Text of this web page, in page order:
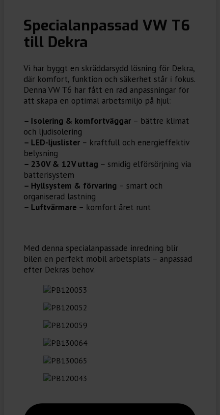
Varukorg
Specialanpassad VW T6
till Dekra
Vi har byggt en skräddarsydd lösning för Dekra,
där komfort, funktion och säkerhet står i fokus.
Denna VW T6 har fått en rad anpassningar för
att skapa en optimal arbetsmiljö på hjul:
– Isolering & komfortväggar – bättre klimat
och ljudisolering
– LED-ljuslister – kraftfull och energieffektiv
belysning
– 230V & 12V uttag – smidig elförsörjning via
batterisystem
– Hyllsystem & förvaring – smart och
organiserad lastning
– Luftvärmare – komfort året runt
Med denna specialanpassade inredning blir
bilen en perfekt mobil arbetsplats – anpassad
efter Dekras behov.